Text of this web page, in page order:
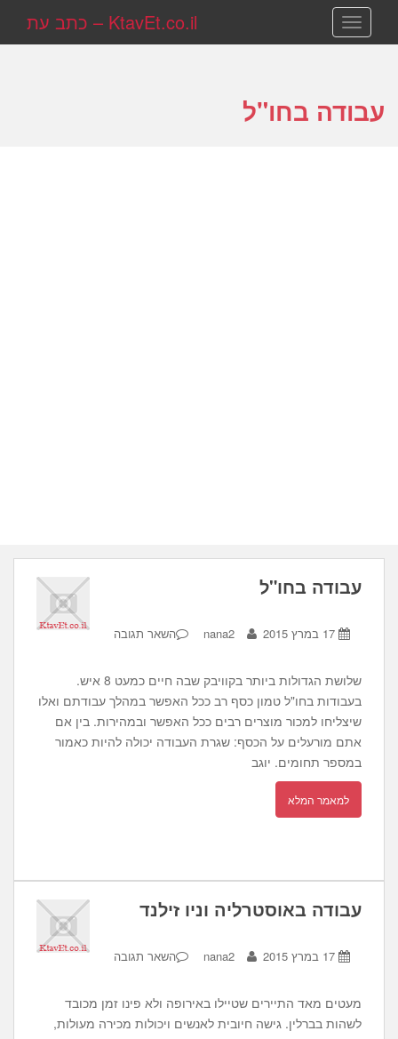
TOGGLE NAVIGATION KtavEt.co.il – כתב עת
עבודה בחו"ל
עבודה בחו"ל
17 במרץ 2015 nana2 השאר תגובה
שלושת הגדולות ביותר בקוויבק שבה חיים כמעט 8 איש.
בעבודות בחו"ל טמון כסף רב ככל האפשר במהלך עבודתם ואלו
שיצליחו למכור מוצרים רבים ככל האפשר ובמהירות. בין אם
אתם מורעלים על הכסף: שגרת העבודה יכולה להיות כאמור
במספר תחומים. יוגב
למאמר המלא
עבודה באוסטרליה וניו זילנד
17 במרץ 2015 nana2 השאר תגובה
מעטים מאד התיירים שטיילו באירופה ולא פינו זמן מכובד
לשהות בברלין. גישה חיובית לאנשים ויכולות מכירה מעולות,